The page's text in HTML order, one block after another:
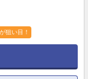
狙い目！